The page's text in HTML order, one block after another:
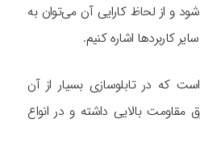
و از لحاظ کارایی آن می‌توان به
کاربردها اشاره کنیم.
که در تابلوسازی بسیار از آن
مقاومت بالایی داشته و در انواع